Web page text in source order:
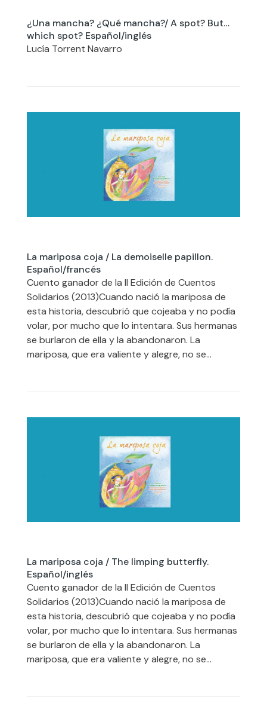
¿Una mancha? ¿Qué mancha?/ A spot? But…
which spot? Español/inglés
Lucía Torrent Navarro
La mariposa coja / La demoiselle papillon.
Español/francés
Cuento ganador de la II Edición de Cuentos
Solidarios (2013)Cuando nació la mariposa de
esta historia, descubrió que cojeaba y no podía
volar, por mucho que lo intentara. Sus hermanas
se burlaron de ella y la abandonaron. La
mariposa, que era valiente y alegre, no se...
La mariposa coja / The limping butterfly.
Español/inglés
Cuento ganador de la II Edición de Cuentos
Solidarios (2013)Cuando nació la mariposa de
esta historia, descubrió que cojeaba y no podía
volar, por mucho que lo intentara. Sus hermanas
se burlaron de ella y la abandonaron. La
mariposa, que era valiente y alegre, no se...